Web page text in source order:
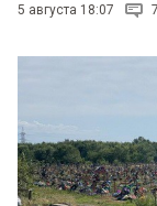
5 августа 18:07 7